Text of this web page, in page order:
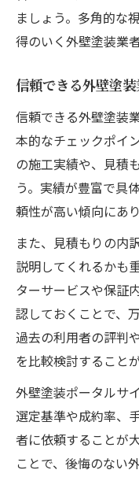
ましょう。多角的な
得のいく外壁塗装業
信頼できる外壁塗
信頼できる外壁塗装
本的なチェックポイ
の施工実績や、見積
う。実績が豊富で具
頼性が高い傾向にあり
また、見積もりの内
説明してくれるかも
ターサービスや保証
認しておくことで、
過去の利用者の評判
を比較検討すること
外壁塗装ポータルサ
選定基準や成約率、
者に依頼することが
ことで、後悔のない